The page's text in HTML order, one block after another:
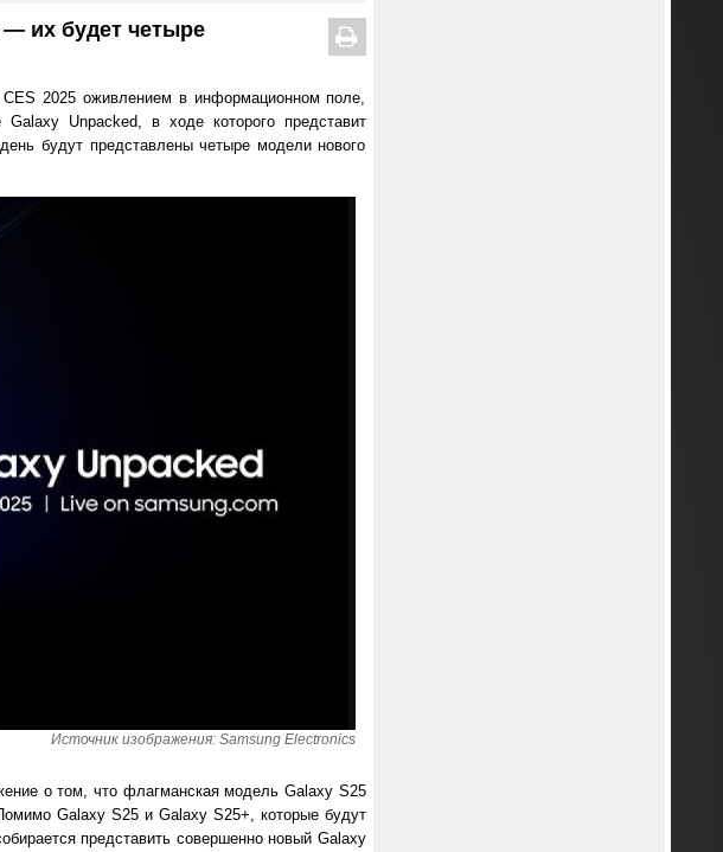
их будет четыре
2025 оживлением в информационном поле,
Unpacked, в ходе которого представит
будут представлены четыре модели нового
Источник изображения: Samsung Electronics
о том, что флагманская модель Galaxy S25
Galaxy S25 и Galaxy S25+, которые будут
представить совершенно новый Galaxy